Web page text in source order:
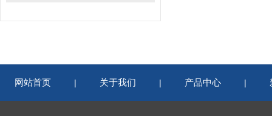
网站首页 | 关于我们 | 产品中心 |